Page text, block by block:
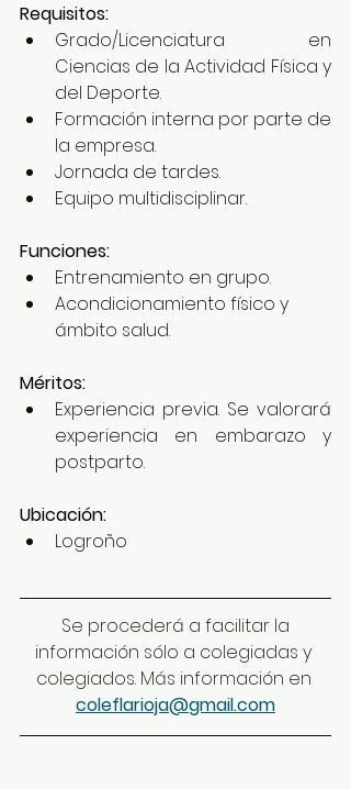
Requisitos:
Grado/Licenciatura en
Ciencias de la Actividad Física y
del Deporte.
Formación interna por parte de
la empresa.
Jornada de tardes.
Equipo multidisciplinar.
Funciones:
Entrenamiento en grupo.
Acondicionamiento físico y
ámbito salud.
Méritos:
Experiencia previa. Se valorará
experiencia en embarazo y
postparto.
Ubicación:
Logroño
Se procederá a facilitar la
información sólo a colegiadas y
colegiados. Más información en
coleflarioja@gmail.com